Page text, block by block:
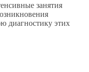
занятия
диагностику этих